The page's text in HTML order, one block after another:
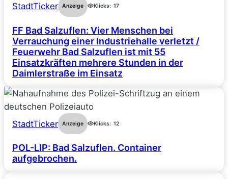
StadtTicker Anzeige Klicks: 17
FF Bad Salzuflen: Vier Menschen bei
Verrauchung einer Industriehalle verletzt /
Feuerwehr Bad Salzuflen ist mit 55
Einsatzkräften mehrere Stunden in der
Daimlerstraße im Einsatz
StadtTicker Anzeige Klicks: 12
POL-LIP: Bad Salzuflen. Container
aufgebrochen.